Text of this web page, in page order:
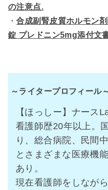
の注意点.
・合成副腎皮質ホルモン
錠 プレドニン5mg添付文
～ライタープロフィール
【ほっしー】ナース
看護師歴20年以上。
り、総合病院、民間
とさまざまな医療機
あり。
現在看護師をしなが